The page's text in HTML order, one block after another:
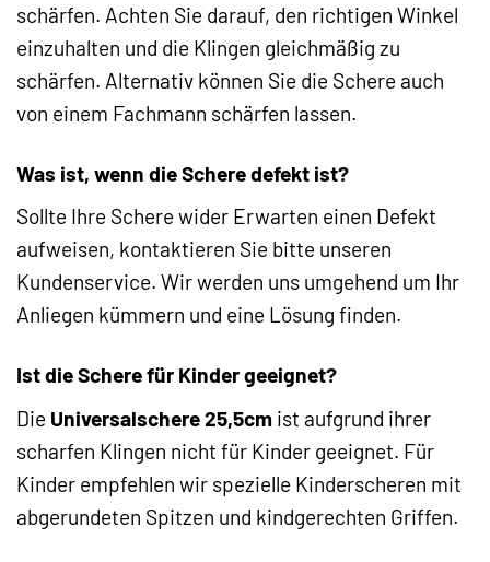
schärfen. Achten Sie darauf, den richtigen Winkel
einzuhalten und die Klingen gleichmäßig zu
schärfen. Alternativ können Sie die Schere auch
von einem Fachmann schärfen lassen.
Was ist, wenn die Schere defekt ist?
Sollte Ihre Schere wider Erwarten einen Defekt
aufweisen, kontaktieren Sie bitte unseren
Kundenservice. Wir werden uns umgehend um Ihr
Anliegen kümmern und eine Lösung finden.
Ist die Schere für Kinder geeignet?
Die Universalschere 25,5cm ist aufgrund ihrer
scharfen Klingen nicht für Kinder geeignet. Für
Kinder empfehlen wir spezielle Kinderscheren mit
abgerundeten Spitzen und kindgerechten Griffen.